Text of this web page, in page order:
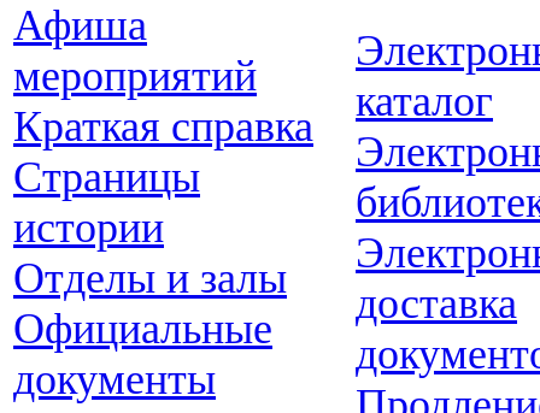
Афиша
мероприятий
Краткая справка
Страницы
истории
Отделы и залы
Официальные
документы
каталог
доставка